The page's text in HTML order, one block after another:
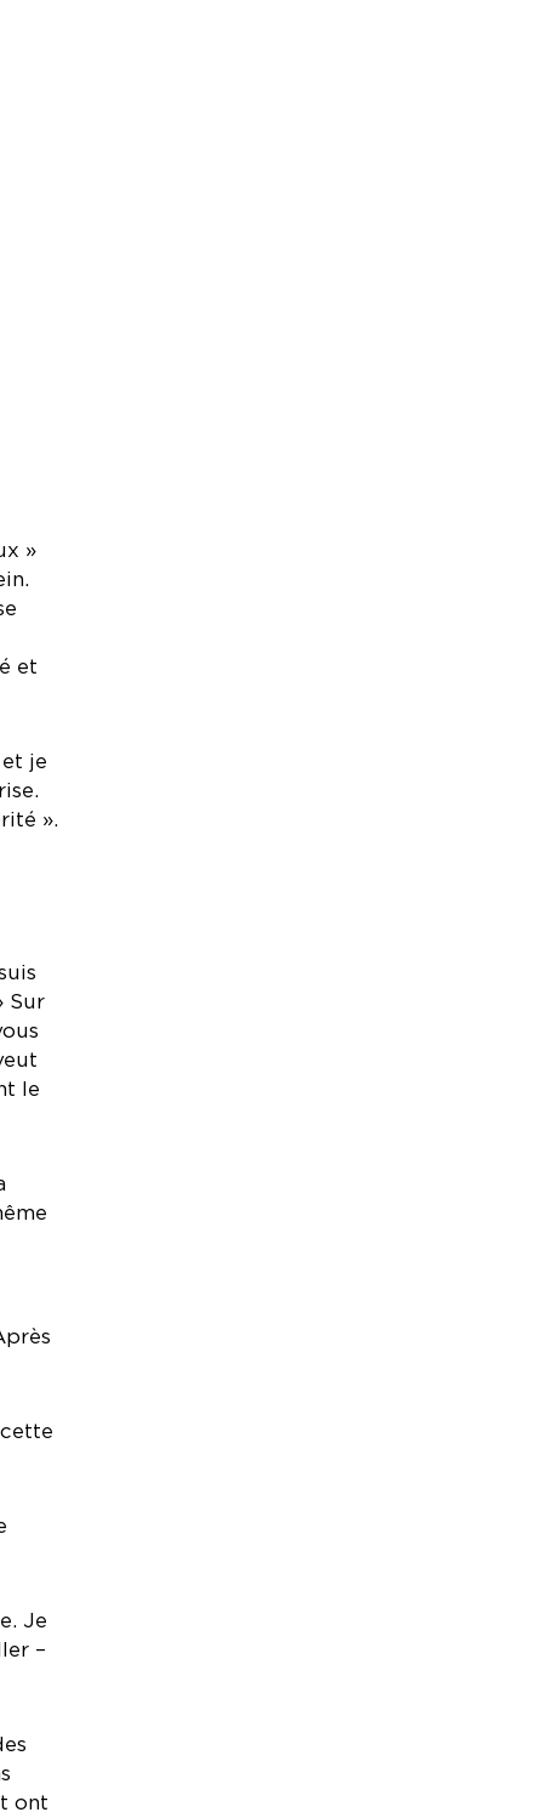
»
et
je
».
Sur
le
cette
Je
–
ont